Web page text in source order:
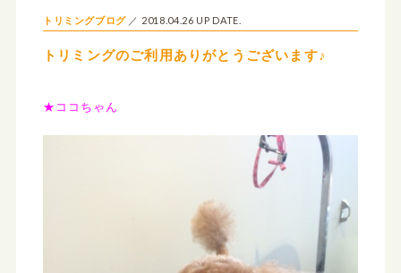
トリミングのご利用ありがとうございます♪
トリミングブログ 2018.04.26 UP DATE.
★ココちゃん